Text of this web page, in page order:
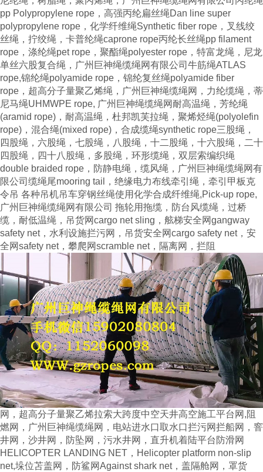
pp Polypropylene rope ，高强丙纶扁丝绳Dan line super
polypropylene rope ，化学纤维绳Synthetic fiber rope ，叉线绞
丝绳，拧绞绳，卡普纶绳caprone rope丙纶长丝绳pp filament
rope ，涤纶绳pet rope ，聚酯绳polyester rope ，特富龙绳，尼龙
单丝六股复合绳，广州巨神绳缆绳网有限公司牛筋绳ATLAS
rope,锦纶绳polyamide rope ，锦纶复丝绳polyamide fiber
rope ，超高分子量聚乙烯绳，广州巨神绳缆绳网，力纶缆绳，蒂
尼马绳UHMWPE rope, 广州巨神绳缆绳网耐高温绳，芳纶绳
(aramid rope) ，耐高温绳，杜邦凯芙拉绳，聚烯烃绳(polyolefin
rope) ，混合绳(mixed rope) ，合成缆绳synthetic rope三股绳，
四股绳，六股绳，七股绳，八股绳，十二股绳，十六股绳，二十
四股绳，四十八股绳，多股绳，环形缆绳，双层索编织绳
double braided rope ，防静电绳，缆风绳，广州巨神绳缆绳网有
限公司缆绳尾mooring tail
，绝缘电力布线牵引绳，牵引甲板克
令吊 各种吊机吊车穿钢丝绳使用化学合成纤维绳,Pick-up rope,
广州巨神绳缆绳网有限公司 拖轮用拖缆，防台风缆绳，过桥
缆，耐低温绳，吊货网cargo net sling ，舷梯安全网gangway
safety net，水利设施拦污网，吊货安全网cargo safety net，安
全网safety net，攀爬网scramble net，隔离网，拦阻
网， 超高分子量聚乙烯拉索大跨度中空天井高空施工平台网 ,阻
燃网，广州巨神绳缆绳网，电站进水口取水口拦污网拦船网，窨
井网，沙井网，防坠网，污水井网，直升机着陆平台防滑网
HELICOPTER LANDING NET，Helicopter platform non-slip
net,垛位苫盖网，防鲨网Against shark net，盖隔舱网，罩货